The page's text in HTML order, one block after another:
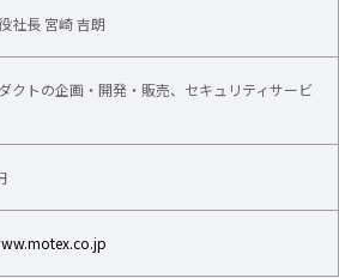
社長 宮崎 吉朗
クトの企画・開発・販売​、セキュリティサービ